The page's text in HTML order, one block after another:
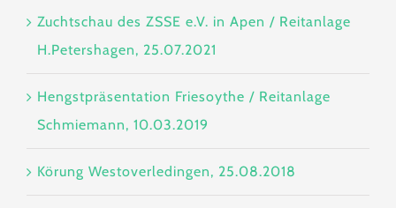
Zuchtschau des ZSSE e.V. in Apen / Reitanlage
H.Petershagen, 25.07.2021
Hengstpräsentation Friesoythe / Reitanlage
Schmiemann, 10.03.2019
Körung Westoverledingen, 25.08.2018